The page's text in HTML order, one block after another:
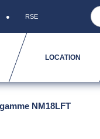
RSE
LOCATION
NM18LFT